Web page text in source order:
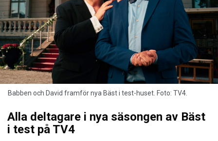
Babben och David framför nya Bäst i test-huset. Foto: TV4.
Alla deltagare i nya säsongen av Bäst
i test på TV4